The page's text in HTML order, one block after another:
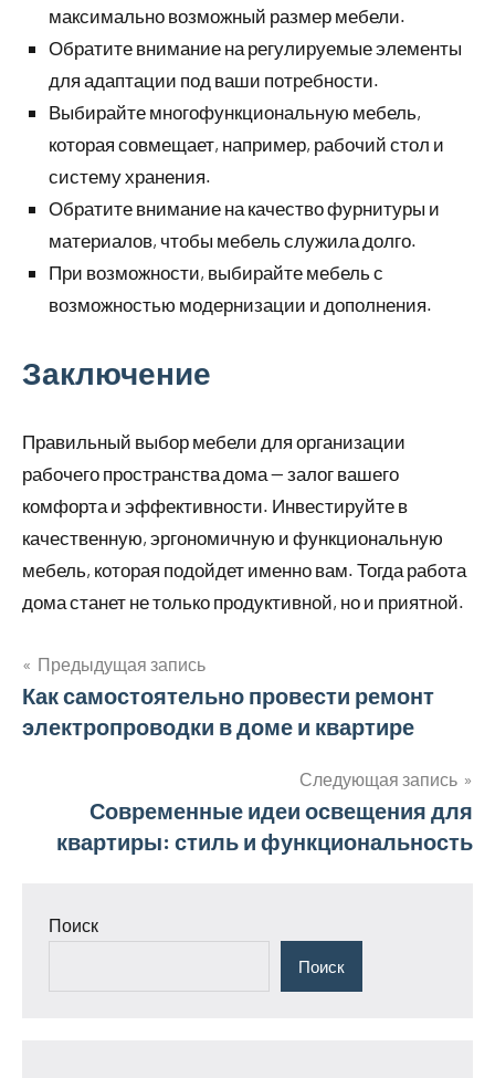
максимально возможный размер мебели.
Обратите внимание на регулируемые элементы
для адаптации под ваши потребности.
Выбирайте многофункциональную мебель,
которая совмещает, например, рабочий стол и
систему хранения.
Обратите внимание на качество фурнитуры и
материалов, чтобы мебель служила долго.
При возможности, выбирайте мебель с
возможностью модернизации и дополнения.
Заключение
Правильный выбор мебели для организации
рабочего пространства дома — залог вашего
комфорта и эффективности. Инвестируйте в
качественную, эргономичную и функциональную
мебель, которая подойдет именно вам. Тогда работа
дома станет не только продуктивной, но и приятной.
Навигация
по
Предыдущая запись
Как самостоятельно провести ремонт
электропроводки в доме и квартире
Следующая запись
Современные идеи освещения для
квартиры: стиль и функциональность
Поиск
Поиск